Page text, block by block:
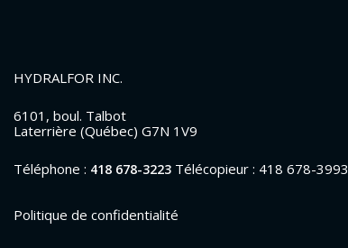
HYDRALFOR INC.
6101, boul. Talbot
Laterrière (Québec) G7N 1V9
Téléphone : 418 678-3223 Télécopieur : 418 678-3993
Politique de confidentialité